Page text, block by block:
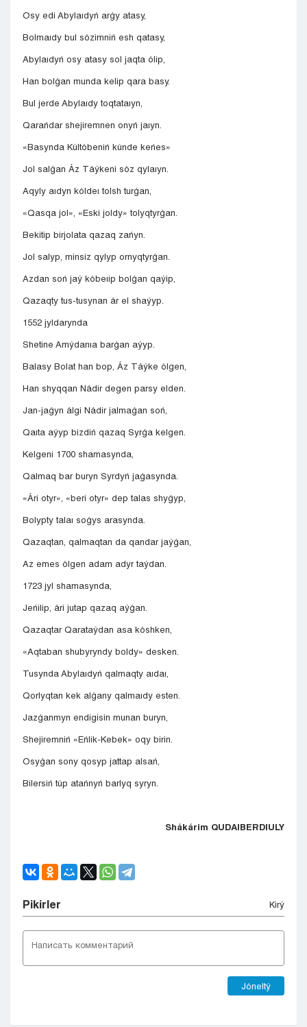
Osy edi Abylaıdyń arǵy atasy,
Bolmaıdy bul sózimniń esh qatasy,
Abylaıdyń osy atasy sol jaqta ólip,
Han bolǵan munda kelip qara basy.
Bul jerde Abylaıdy toqtataıyn,
Qarańdar shejiremnen onyń jaıyn.
«Basynda Kúltóbeniń kúnde keńes»
Jol salǵan Áz Táýkeni sóz qylaıyn.
Aqyly aıdyn kóldeı tolsh turǵan,
«Qasqa jol», «Eski joldy» tolyqtyrǵan.
Bekitip birjolata qazaq zańyn.
Jol salyp, minsiz qylyp ornyqtyrǵan.
Azdan soń jaý kóbeıip bolǵan qaýip,
Qazaqty tus-tusynan ár el shaýyp.
1552 jyldarynda
Shetine Amýdarııa barǵan aýyp.
Balasy Bolat han bop, Áz Táýke ólgen,
Han shyqqan Nádir degen parsy elden.
Jan-jaǵyn álgi Nádir jalmaǵan soń,
Qaıta aýyp bizdiń qazaq Syrǵa kelgen.
Kelgeni 1700 shamasynda,
Qalmaq bar buryn Syrdyń jaǵasynda.
«Ári otyr», «beri otyr» dep talas shyǵyp,
Bolypty talaı soǵys arasynda.
Qazaqtan, qalmaqtan da qandar jaýǵan,
Az emes ólgen adam adyr taýdan.
1723 jyl shamasynda,
Jeńilip, ári jutap qazaq aýǵan.
Qazaqtar Qarataýdan asa kóshken,
«Aqtaban shubyryndy boldy» desken.
Tusynda Abylaıdyń qalmaqty aıdaı,
Qorlyqtan kek alǵany qalmaıdy esten.
Jazǵanmyn endigisin munan buryn,
Shejiremniń «Eńlik-Kebek» oqy birin.
Osyǵan sony qosyp jattap alsań,
Bilersiń túp atańnyń barlyq syryn.
Shákárim QUDAIBERDIULY
Pіkіrler Kіrý
Jóneltý